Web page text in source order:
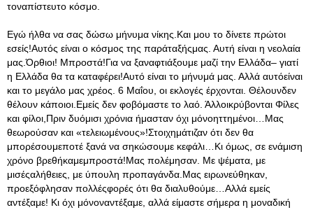
τοναπίστευτο κόσμο.
Εγώ ήλθα να σας δώσω μήνυμα νίκης.Και μου το δίνετε πρώτοι
εσείς!Αυτός είναι ο κόσμος της παράταξήςμας. Αυτή είναι η νεολαία
μας.Όρθιοι! Μπροστά!Για να ξαναφτιάξουμε μαζί την Ελλάδα– γιατί
η Ελλάδα θα τα καταφέρει!Αυτό είναι το μήνυμά μας. Αλλά αυτόείναι
και το μεγάλο μας χρέος. 6 Μαΐου, οι εκλογές έρχονται. Θέλουνδεν
θέλουν κάποιοι.Εμείς δεν φοβόμαστε το λαό. Άλλοικρύβονται Φίλες
και φίλοι,Πριν δυόμισι χρόνια ήμασταν όχι μόνοηττημένοι…Μας
θεωρούσαν και «τελειωμένους»!Στοιχημάτιζαν ότι δεν θα
μπορέσουμεποτέ ξανά να σηκώσουμε κεφάλι…Κι όμως, σε ενάμιση
χρόνο βρεθήκαμεμπροστά!Μας πολέμησαν. Με ψέματα, με
μισέςαλήθειες, με ύπουλη προπαγάνδα.Μας ειρωνεύθηκαν,
προεξόφλησαν πολλέςφορές ότι θα διαλυθούμε…Aλλά εμείς
αντέξαμε! Κι όχι μόνοναντέξαμε, αλλά είμαστε σήμερα η μοναδική